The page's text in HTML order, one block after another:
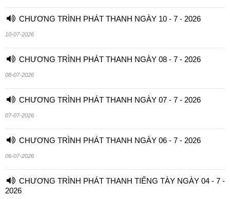
CHƯƠNG TRÌNH PHÁT THANH NGÀY 10 - 7 - 2026
10-07-2026
CHƯƠNG TRÌNH PHÁT THANH NGÀY 08 - 7 - 2026
08-07-2026
CHƯƠNG TRÌNH PHÁT THANH NGÀY 07 - 7 - 2026
07-07-2026
CHƯƠNG TRÌNH PHÁT THANH NGÀY 06 - 7 - 2026
06-07-2026
CHƯƠNG TRÌNH PHÁT THANH TIẾNG TÀY NGÀY 04 - 7 -
2026